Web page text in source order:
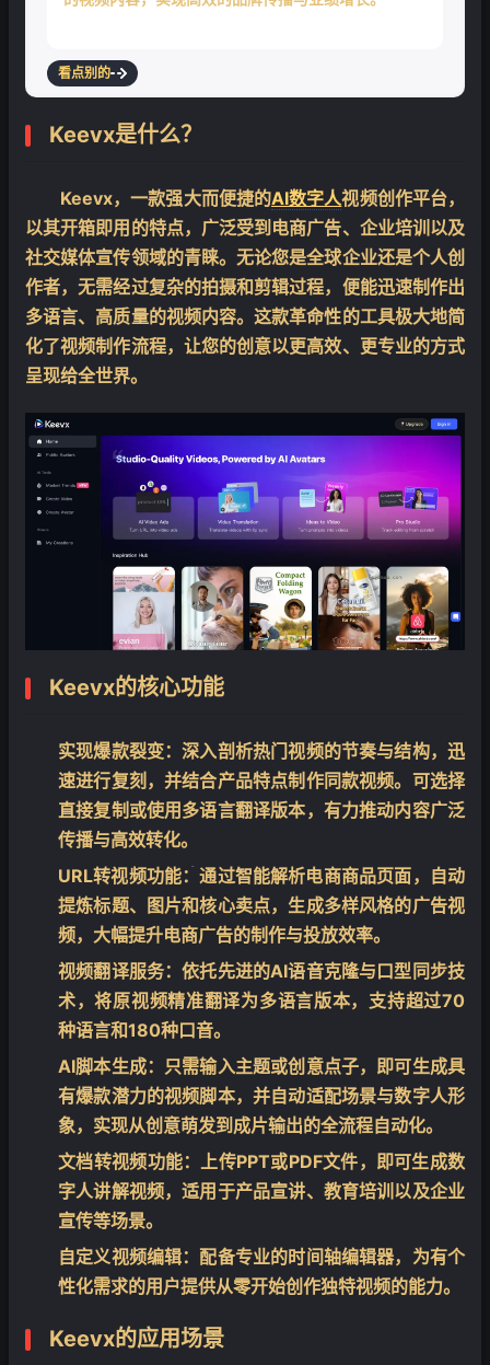
看点别的
Keevx是什么？
Keevx，一款强大而便捷的AI数字人视频创作平台，
以其开箱即用的特点，广泛受到电商广告、企业培训以及
社交媒体宣传领域的青睐。无论您是全球企业还是个人创
作者，无需经过复杂的拍摄和剪辑过程，便能迅速制作出
多语言、高质量的视频内容。这款革命性的工具极大地简
化了视频制作流程，让您的创意以更高效、更专业的方式
呈现给全世界。
Keevx的核心功能
实现爆款裂变：深入剖析热门视频的节奏与结构，迅
速进行复刻，并结合产品特点制作同款视频。可选择
直接复制或使用多语言翻译版本，有力推动内容广泛
传播与高效转化。
URL转视频功能：通过智能解析电商商品页面，自动
提炼标题、图片和核心卖点，生成多样风格的广告视
频，大幅提升电商广告的制作与投放效率。
视频翻译服务：依托先进的AI语音克隆与口型同步技
术，将原视频精准翻译为多语言版本，支持超过70
种语言和180种口音。
AI脚本生成：只需输入主题或创意点子，即可生成具
有爆款潜力的视频脚本，并自动适配场景与数字人形
象，实现从创意萌发到成片输出的全流程自动化。
文档转视频功能：上传PPT或PDF文件，即可生成数
字人讲解视频，适用于产品宣讲、教育培训以及企业
宣传等场景。
自定义视频编辑：配备专业的时间轴编辑器，为有个
性化需求的用户提供从零开始创作独特视频的能力。
Keevx的应用场景